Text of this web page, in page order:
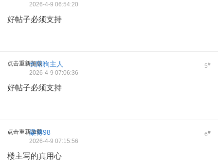
2026-4-9 06:54:20
好帖子必须支持
点击重新加载 5#
长阳狗主人
2026-4-9 07:06:36
好帖子必须支持
点击重新加载 6#
梁博98
2026-4-9 07:15:56
楼主写的真用心